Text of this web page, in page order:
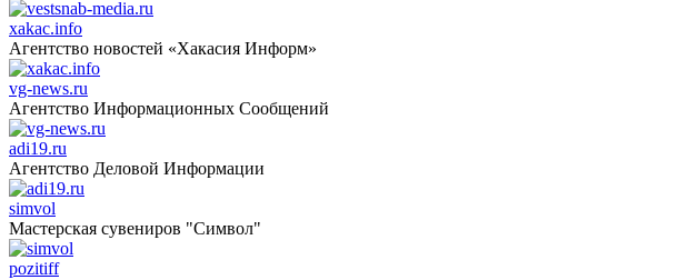
xakac.info
Агентство новостей «Хакасия Информ»
vg-news.ru
Агентство Информационных Сообщений
adi19.ru
Агентство Деловой Информации
simvol
Мастерская сувениров "Символ"
pozitiff